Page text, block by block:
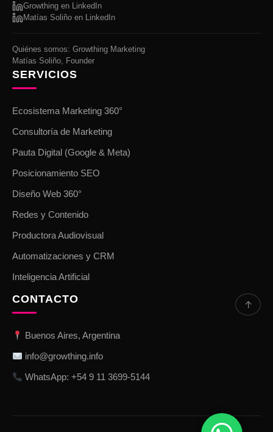
Growthing en LinkedIn
Matías Soliño en LinkedIn
Quiénes somos: Growthing Marketing
Matías Soliño, Founder
SERVICIOS
Ecosistema Marketing 360°
Consultoría de Marketing
Pauta Digital (Google & Meta)
Posicionamiento SEO
Diseño Web 360°
Redes y Contenido
Productora Audiovisual
Automatizaciones y CRM
Inteligencia Artificial
CONTACTO
Buenos Aires, Argentina
info@growthing.info
WhatsApp: +54 9 11 3699-5144
↑